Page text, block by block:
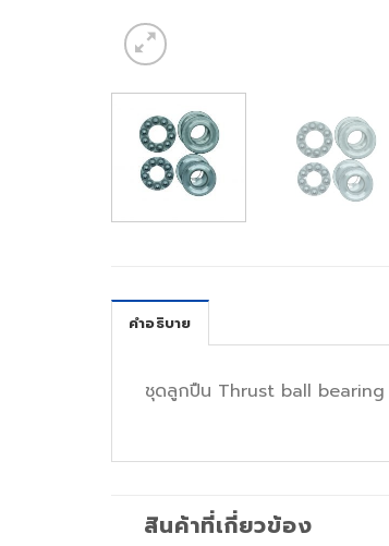
คำอธิบาย
ชุดลูกปืน Thrust ball bearing
สินค้าที่เกี่ยวข้อง